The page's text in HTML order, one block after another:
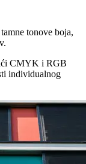
tonove boja,
CMYK i RGB
individualnog